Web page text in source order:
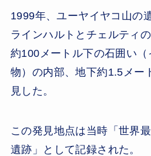
1999年、ユーヤイヤコ山の
ラインハルトとチェルティ
約100メートル下の石囲い（
物）の内部、地下約1.5メー
見した。
この発見地点は当時「世界
遺跡」として記録された。